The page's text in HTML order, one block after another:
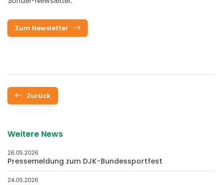
Zum Newsletter
Zurück
Weitere News
26.05.2026
Pressemeldung zum DJK-Bundessportfest
24.05.2026